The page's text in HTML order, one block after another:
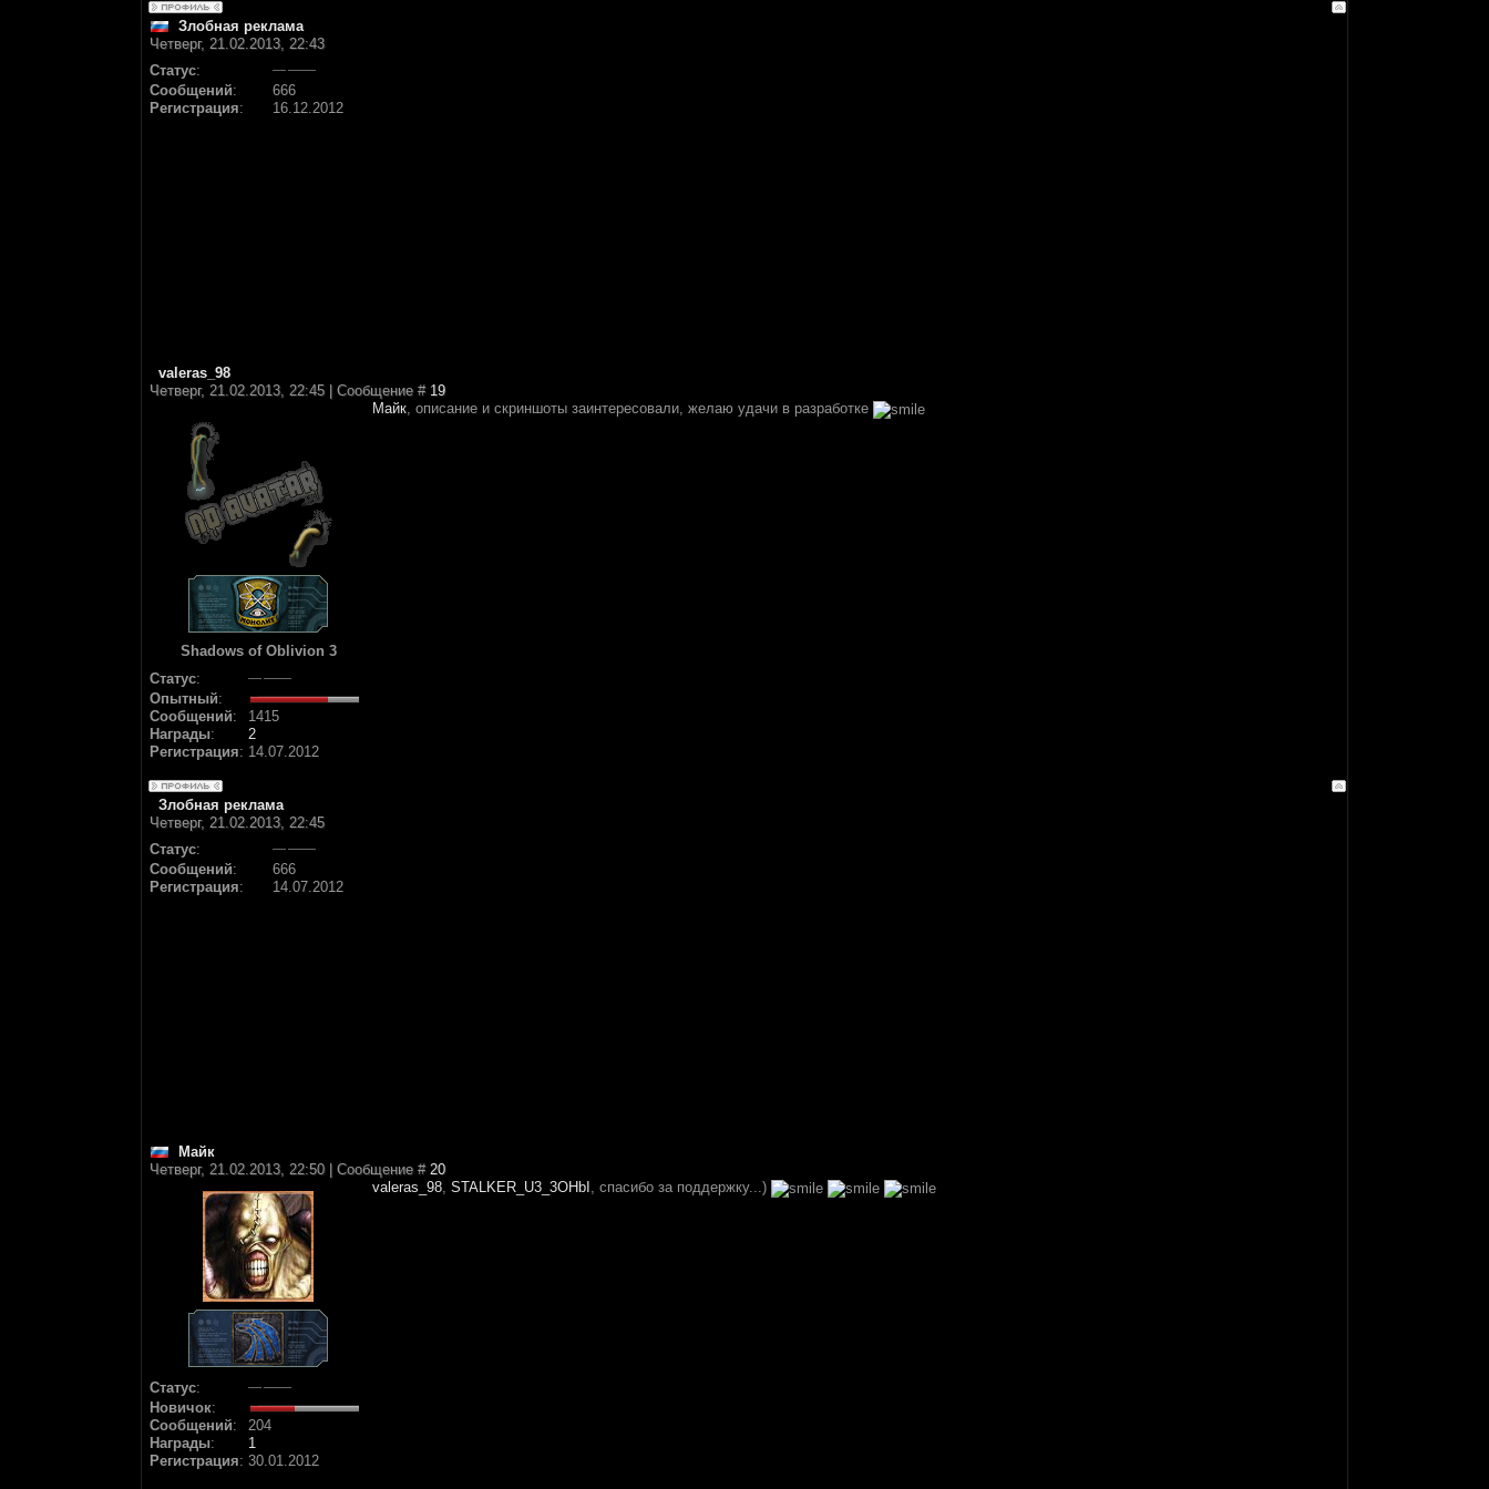
Злобная реклама
Четверг, 21.02.2013, 22:43
Статус:
Сообщений:
666
Регистрация: 16.12.2012
valeras_98
Четверг, 21.02.2013, 22:45 | Сообщение # 19
Shadows of Oblivion 3
Статус:
Опытный:
Сообщений:
1415
Награды:
2
Регистрация: 14.07.2012
Майк, описание и скриншоты заинтересовали, желаю удачи в разработке
Злобная реклама
Четверг, 21.02.2013, 22:45
Статус:
Сообщений:
666
Регистрация: 14.07.2012
Майк
Четверг, 21.02.2013, 22:50 | Сообщение # 20
Статус:
Новичок:
Сообщений:
204
Награды:
1
Регистрация: 30.01.2012
valeras_98, STALKER_U3_3OHbI , спасибо за поддержку...)